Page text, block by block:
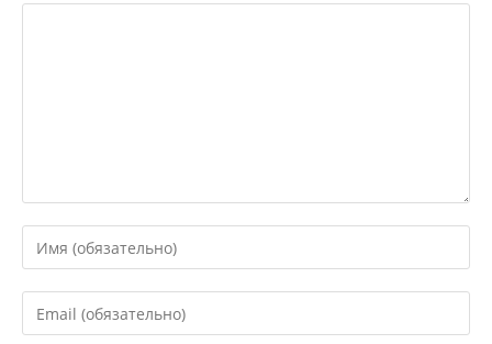
Введите
свое
имя
или
Введите
свой